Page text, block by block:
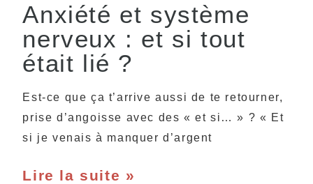
Anxiété et système
nerveux : et si tout
était lié ?
Est-ce que ça t’arrive aussi de te retourner,
prise d’angoisse avec des « et si… » ? « Et
si je venais à manquer d’argent
Lire la suite »